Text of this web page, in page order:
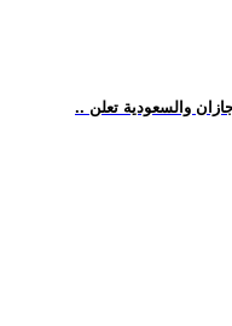
والسعودية تعلن